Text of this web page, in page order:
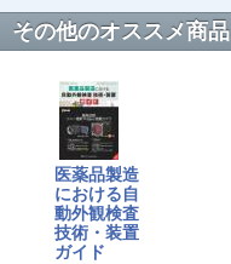
その他のオススメ商品
医薬品製造
における自
動外観検査
技術・装置
ガイド